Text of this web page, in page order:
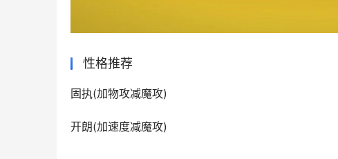
性格推荐
固执(加物攻减魔攻)
开朗(加速度减魔攻)